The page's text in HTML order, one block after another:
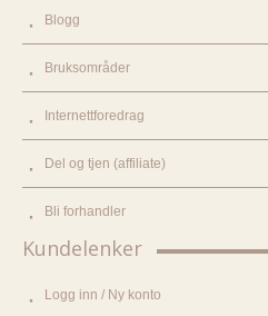
Blogg
Bruksområder
Internettforedrag
Del og tjen (affiliate)
Bli forhandler
Kundelenker
Logg inn / Ny konto